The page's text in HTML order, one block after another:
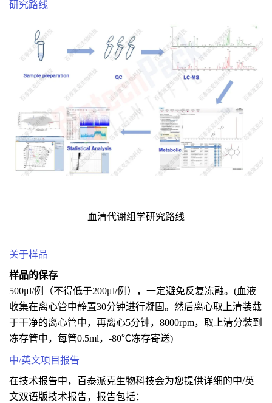
研究路线
血清代谢组学研究路线
关于样品
样品的保存
500μl/例（不得低于200μl/例），一定避免反复冻融。(血液
收集在离心管中静置30分钟进行凝固。然后离心取上清装载
于干净的离心管中，再离心5分钟，8000rpm，取上清分装到
冻存管中，每管0.5ml，-80℃冻存寄送)
中/英文项目报告
在技术报告中，百泰派克生物科技会为您提供详细的中/英
文双语版技术报告，报告包括：